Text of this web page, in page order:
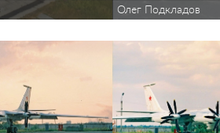
Олег Подкладов